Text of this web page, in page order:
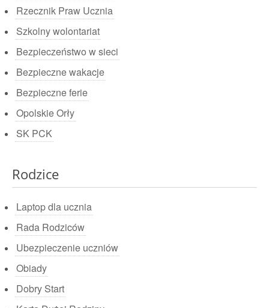
Rzecznik Praw Ucznia
Szkolny wolontariat
Bezpieczeństwo w sieci
Bezpieczne wakacje
Bezpieczne ferie
Opolskie Orły
SK PCK
Rodzice
Laptop dla ucznia
Rada Rodziców
Ubezpieczenie uczniów
Obiady
Dobry Start